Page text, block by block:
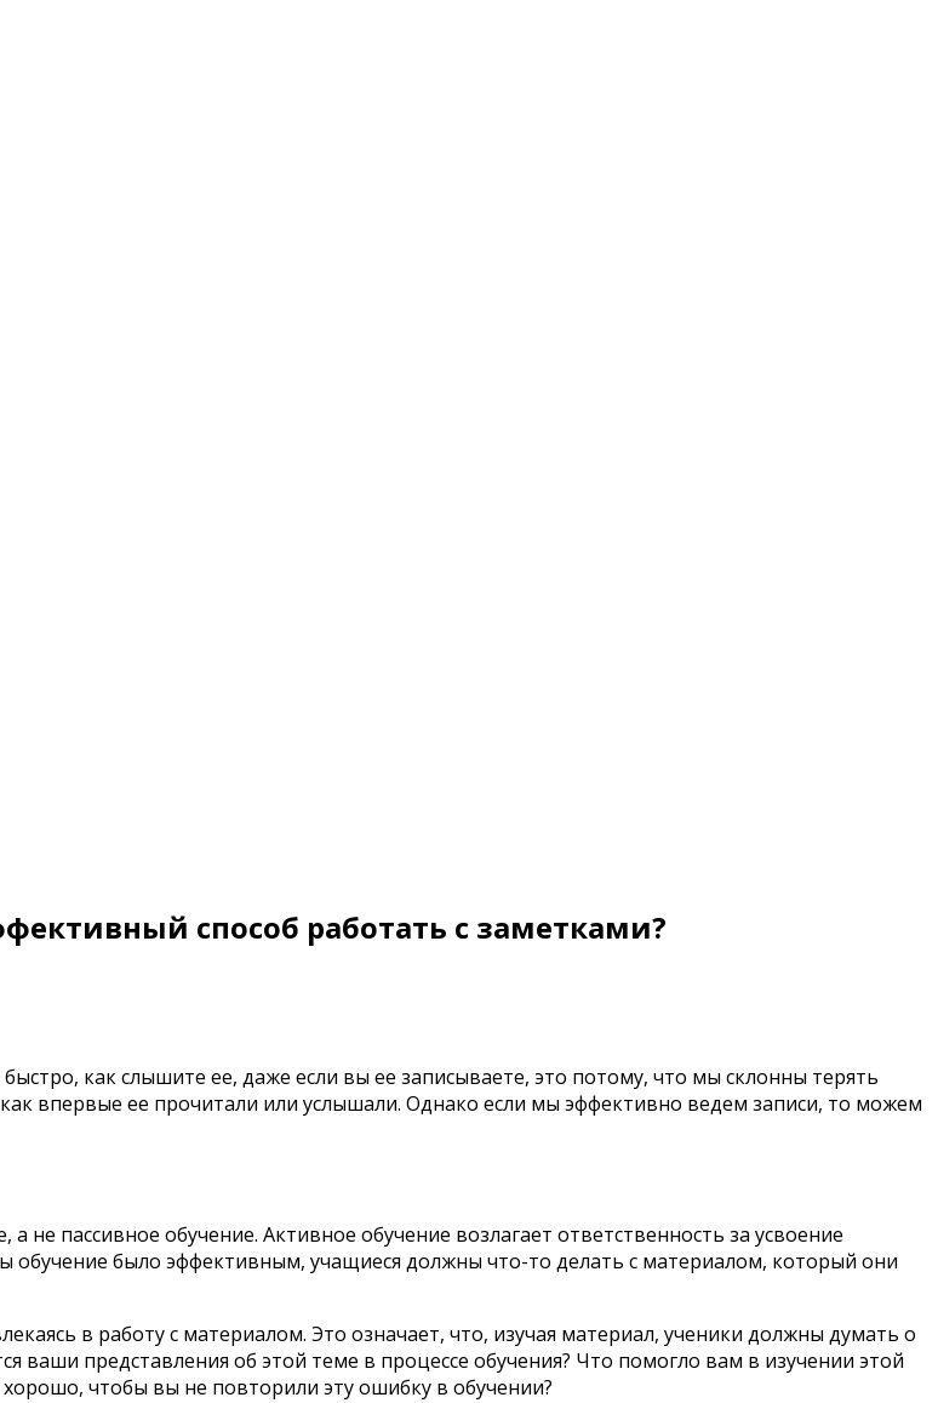
способ работать с заметками?
как слышите ее, даже если вы ее записываете, это потому, что мы склонны терять
впервые ее прочитали или услышали. Однако если мы эффективно ведем записи, то можем
пассивное обучение. Активное обучение возлагает ответственность за усвоение
обучение было эффективным, учащиеся должны что-то делать с материалом, который они
в работу с материалом. Это означает, что, изучая материал, ученики должны думать о
ваши представления об этой теме в процессе обучения? Что помогло вам в изучении этой
чтобы вы не повторили эту ошибку в обучении?